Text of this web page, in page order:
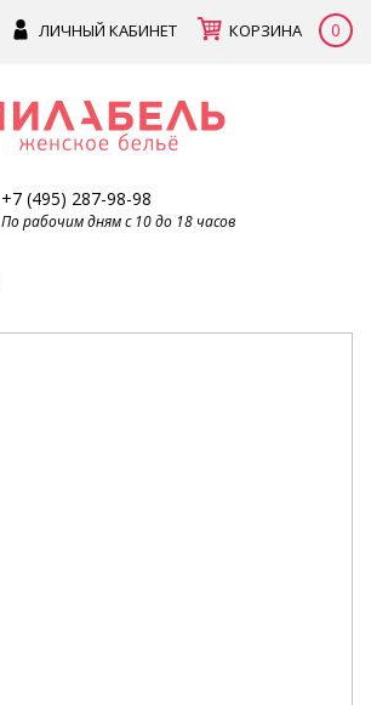
ЛИЧНЫЙ КАБИНЕТ КОРЗИНА 0
+7 (495) 287-98-98
По рабочим дням с 10 до 18 часов